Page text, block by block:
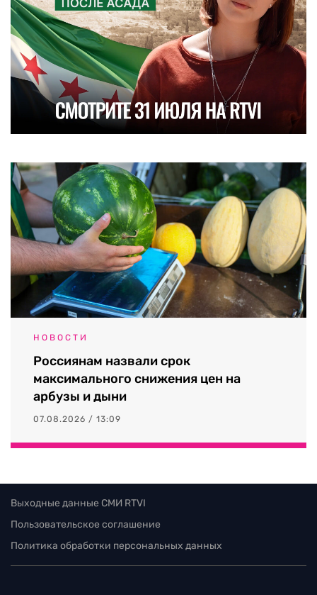
НОВОСТИ
Россиянам назвали срок
максимального снижения цен на
арбузы и дыни
07.08.2026 / 13:09
Выходные данные СМИ RTVI
Пользовательское соглашение
Политика обработки персональных данных